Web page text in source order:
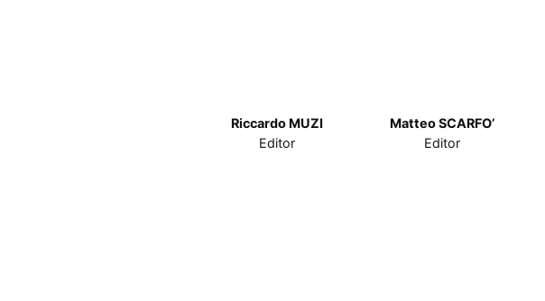
Riccardo MUZI
Editor
Matteo SCARFO’
Editor